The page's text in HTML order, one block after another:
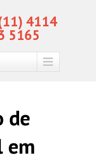
4114
5165
de
em